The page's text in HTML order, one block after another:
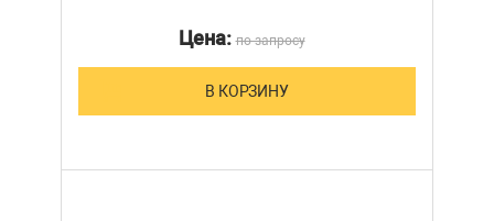
Цена:по запросу
В КОРЗИНУ